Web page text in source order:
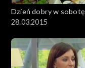
Dzień dobry w sobotę
28.03.2015